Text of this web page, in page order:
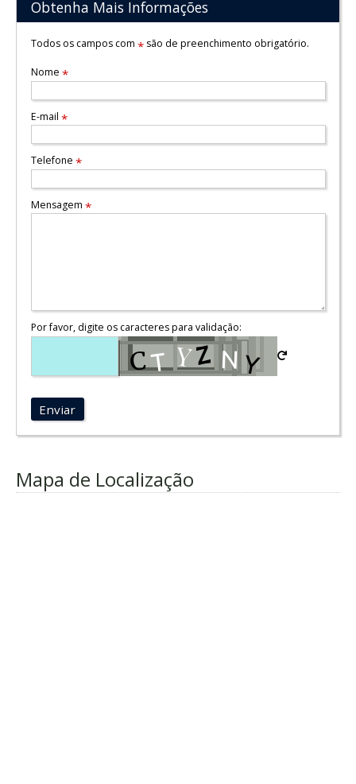
Obtenha Mais Informações
Todos os campos com *são de preenchimento obrigatório.
Nome *
E-mail *
Telefone *
Mensagem *
Por favor, digite os caracteres para validação:
Enviar
Mapa de Localização